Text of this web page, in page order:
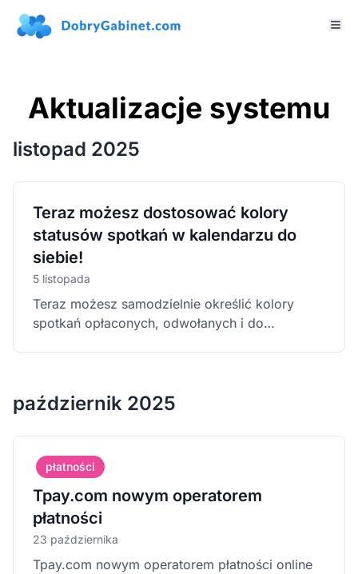
Aktualizacje systemu
listopad 2025
Teraz możesz dostosować kolory
statusów spotkań w kalendarzu do
siebie!
5 listopada
Teraz możesz samodzielnie określić kolory
spotkań opłaconych, odwołanych i do
październik 2025
płatności
Tpay.com nowym operatorem
płatności
23 października
Tpay.com nowym operatorem płatności online